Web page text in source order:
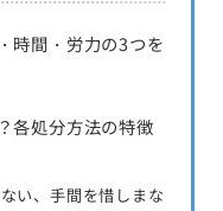
時間・労力の3つを
各処分方法の特徴
い、手間を惜しまな